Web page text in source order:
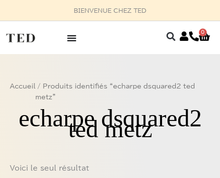
BIENVENUE CHEZ TED
0
Accueil
/ Produits identifiés “echarpe dsquared2 ted
metz”
echarpe dsquared2
ted metz
Voici le seul résultat